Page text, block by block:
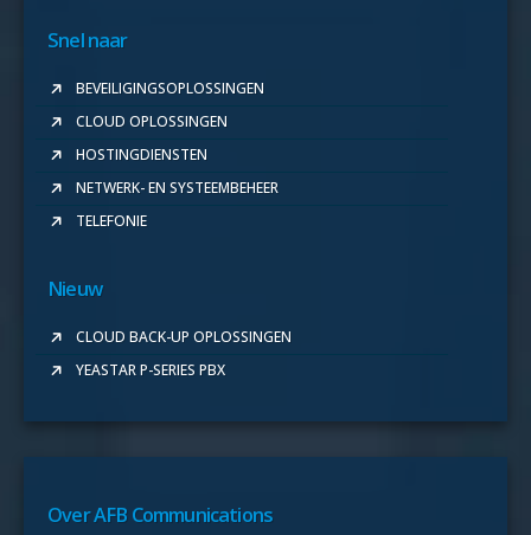
Snel naar
BEVEILIGINGSOPLOSSINGEN
CLOUD OPLOSSINGEN
HOSTINGDIENSTEN
NETWERK- EN SYSTEEMBEHEER
TELEFONIE
Nieuw
CLOUD BACK-UP OPLOSSINGEN
YEASTAR P-SERIES PBX
Over AFB Communications